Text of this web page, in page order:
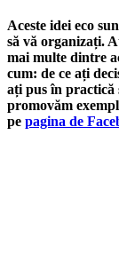
Aceste idei eco
să vă organizați.
mai multe dintre
cum: de ce ați
ați pus în practică
promovăm
pe pagina de